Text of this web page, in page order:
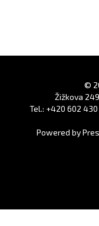
©
Žižkova
Tel.: +420 602
Powered by